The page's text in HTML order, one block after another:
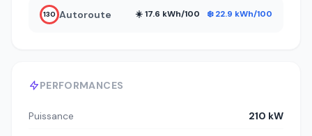
PERFORMANCES
Puissance 210 kW
130 Autoroute ☀️ 17.6 kWh/100 ❄️ 22.9 kWh/100